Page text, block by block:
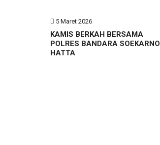
5 Maret 2026
KAMIS BERKAH BERSAMA
POLRES BANDARA SOEKARNO
HATTA